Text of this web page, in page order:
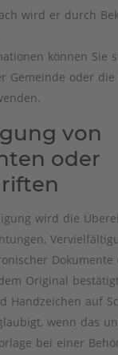
wird er durch
können Sie
Gemeinde oder
von
oder
wird die
Original
Handzeichen auf
wenn das
bei einer